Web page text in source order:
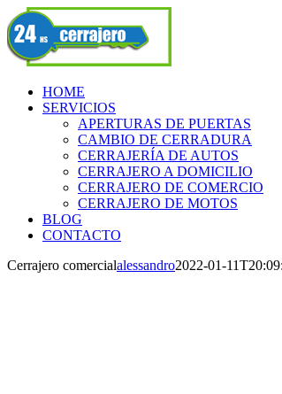
Skip
to
content
Facebook
HOME
SERVICIOS
APERTURAS DE PUERTAS
CAMBIO DE CERRADURA
CERRAJERÍA DE AUTOS
CERRAJERO A DOMICILIO
CERRAJERO DE COMERCIO
CERRAJERO DE MOTOS
BLOG
CONTACTO
Cerrajero comercialalessandro2022-01-